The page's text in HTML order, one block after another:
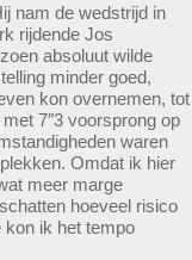
nam de wedstrijd in
rijdende Jos
absoluut wilde
minder goed,
kon overnemen, tot
7″3 voorsprong op
waren
Omdat ik hier
meer marge
hoeveel risico
kon ik het tempo